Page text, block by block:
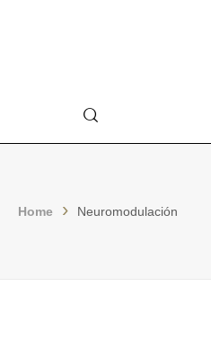
Buscar
Home Neuromodulación